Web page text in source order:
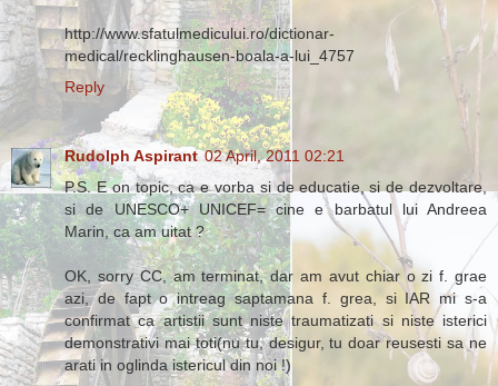
http://www.sfatulmedicului.ro/dictionar-
medical/recklinghausen-boala-a-lui_4757
Reply
Rudolph Aspirant 02 April, 2011 02:21
P.S. E on topic, ca e vorba si de educatie, si de dezvoltare,
si de UNESCO+ UNICEF= cine e barbatul lui Andreea
Marin, ca am uitat ?
OK, sorry CC, am terminat, dar am avut chiar o zi f. grae
azi, de fapt o intreag saptamana f. grea, si IAR mi s-a
confirmat ca artistii sunt niste traumatizati si niste isterici
demonstrativi mai toti(nu tu, desigur, tu doar reusesti sa ne
arati in oglinda istericul din noi !)